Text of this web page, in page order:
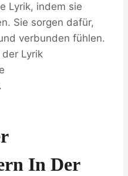
Lyrik, indem sie
Sie sorgen dafür,
verbunden fühlen.
Lyrik
In Der